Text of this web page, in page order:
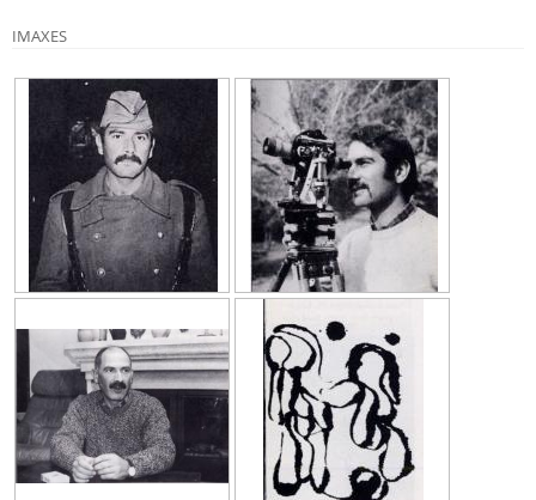
IMAXES